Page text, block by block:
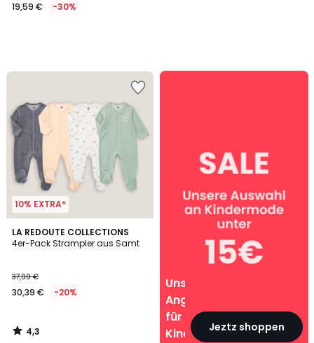
19,59 € -30%
10% EXTRA*
LA REDOUTE COLLECTIONS
4er-Pack Strampler aus Samt
37,99 €
30,39 € -20%
4,3
/ 5
4,3
/
Unsere
Angebote
für
Kinder
Jeztz shoppen
Unsere